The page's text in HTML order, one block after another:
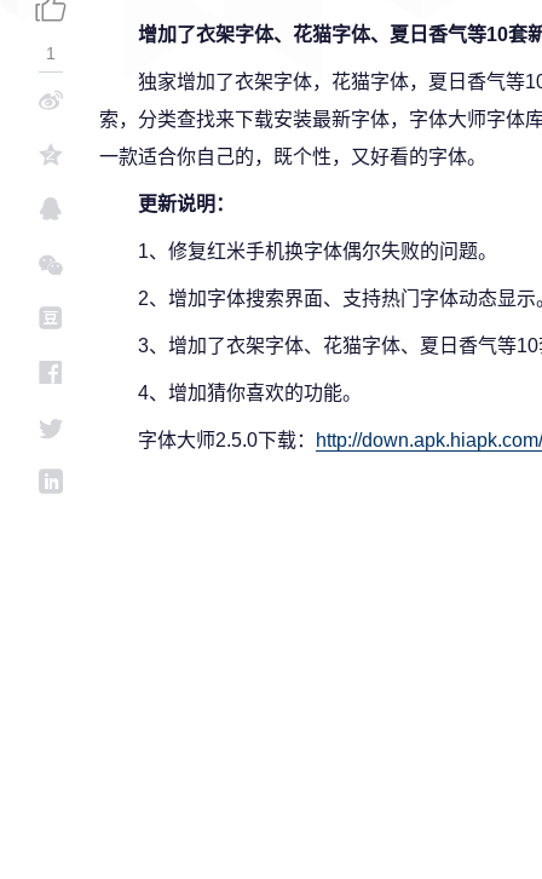
增加了衣架字体、花猫字体、夏日香气等10套
独家增加了衣架字体，花猫字体，夏日香气等
索，分类查找来下载安装最新字体，字体大师字体
一款适合你自己的，既个性，又好看的字体。
更新说明：
1、修复红米手机换字体偶尔失败的问题。
2、增加字体搜索界面、支持热门字体动态显示
3、增加了衣架字体、花猫字体、夏日香气等
4、增加猜你喜欢的功能。
字体大师2.5.0下载： http://
1